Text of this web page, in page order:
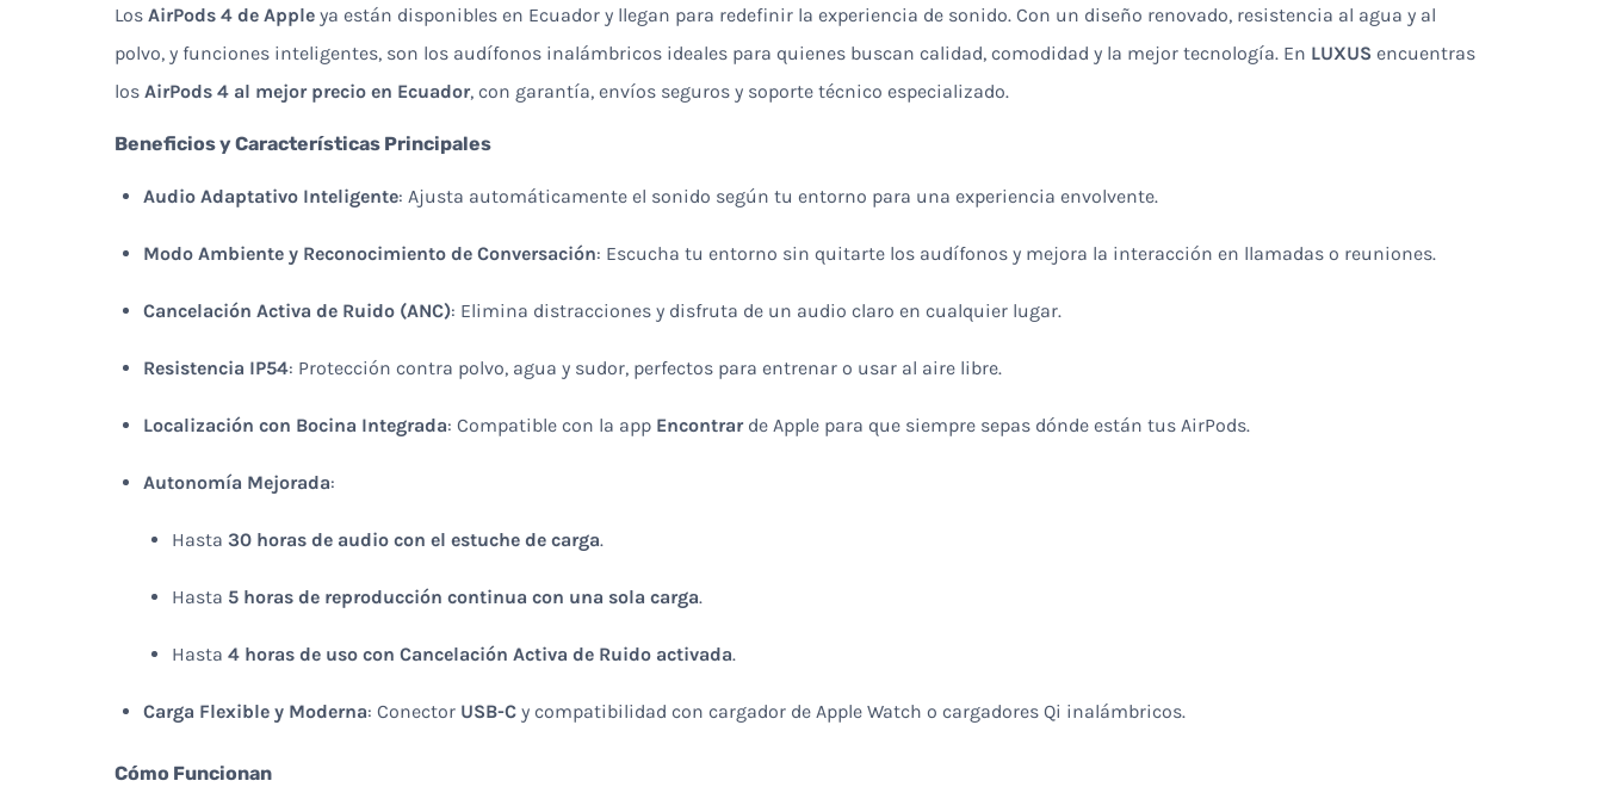
Los AirPods 4 de Apple ya están disponibles en Ecuador y llegan para redefinir la experiencia de sonido. Con un diseño renovado, resistencia al agua y al
polvo, y funciones inteligentes, son los audífonos inalámbricos ideales para quienes buscan calidad, comodidad y la mejor tecnología. En LUXUS encuentras
los AirPods 4 al mejor precio en Ecuador, con garantía, envíos seguros y soporte técnico especializado.
Beneficios y Características Principales
Audio Adaptativo Inteligente: Ajusta automáticamente el sonido según tu entorno para una experiencia envolvente.
Modo Ambiente y Reconocimiento de Conversación: Escucha tu entorno sin quitarte los audífonos y mejora la interacción en llamadas o reuniones.
Cancelación Activa de Ruido (ANC): Elimina distracciones y disfruta de un audio claro en cualquier lugar.
Resistencia IP54: Protección contra polvo, agua y sudor, perfectos para entrenar o usar al aire libre.
Localización con Bocina Integrada: Compatible con la app Encontrarde Apple para que siempre sepas dónde están tus AirPods.
Autonomía Mejorada:
Hasta 30 horas de audio con el estuche de carga.
Hasta 5 horas de reproducción continua con una sola carga.
Hasta 4 horas de uso con Cancelación Activa de Ruido activada.
Carga Flexible y Moderna: Conector USB-C y compatibilidad con cargador de Apple Watch o cargadores Qi inalámbricos.
Cómo Funcionan